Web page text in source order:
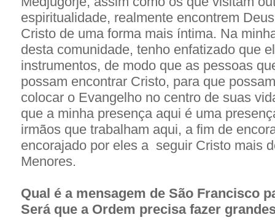
espiritualidade, realmente encontrem
Cristo de uma forma mais íntima. Na
desta comunidade, tenho enfatizado que
instrumentos, de modo que as pessoas
possam encontrar Cristo, para que
colocar o Evangelho no centro de suas
que a minha presença aqui é uma
irmãos que trabalham aqui, a fim de
encorajado por eles a seguir Cristo mais
Menores.
Qual é a mensagem de São Francisco
Será que a Ordem precisa fazer